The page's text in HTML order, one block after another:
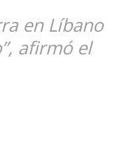
en Líbano
afirmó el